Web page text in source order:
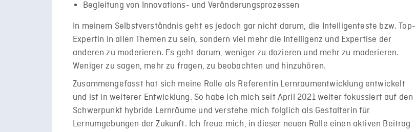
Begleitung von Innovations- und Veränderungsprozessen
In meinem Selbstverständnis geht es jedoch gar nicht darum, die Intelligenteste bzw. Top-
Expertin in allen Themen zu sein, sondern viel mehr die Intelligenz und Expertise der
anderen zu moderieren. Es geht darum, weniger zu dozieren und mehr zu moderieren.
Weniger zu sagen, mehr zu fragen, zu beobachten und hinzuhören.
Zusammengefasst hat sich meine Rolle als Referentin Lernraumentwicklung entwickelt
und ist in weiterer Entwicklung. So habe ich mich seit April 2021 weiter fokussiert auf den
Schwerpunkt hybride Lernräume und verstehe mich folglich als Gestalterin für
Lernumgebungen der Zukunft. Ich freue mich, in dieser neuen Rolle einen aktiven Beitrag